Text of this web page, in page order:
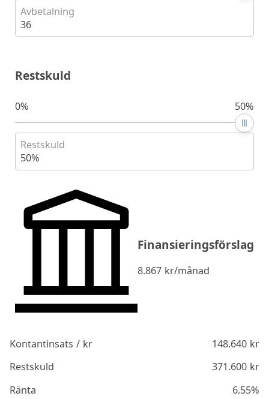
Avbetalning
36
Restskuld
0% 50%
Restskuld
50%
Finansieringsförslag
8.867 kr/månad
Kontantinsats / kr 148.640kr
Restskuld
371.600kr
Ränta
6.55%